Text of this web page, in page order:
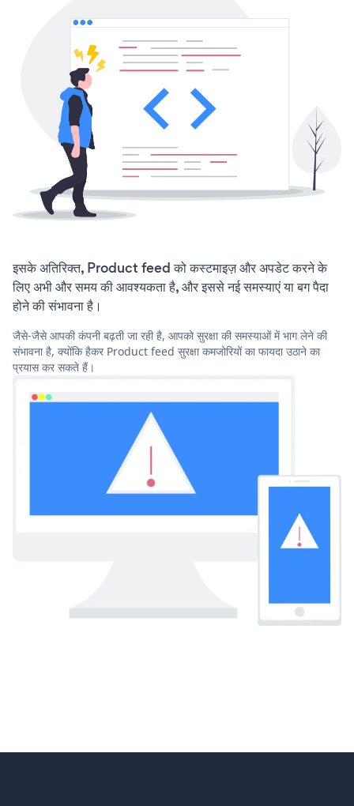
इसके अतिरिक्त, Product feed को कस्टमाइज़ और अपडेट करने के
लिए अभी और समय की आवश्यकता है, और इससे नई समस्याएं या बग पैदा
होने की संभावना है।
जैसे-जैसे आपकी कंपनी बढ़ती जा रही है, आपको सुरक्षा की समस्याओं में भाग लेने की
संभावना है, क्योंकि हैकर Product feed सुरक्षा कमजोरियों का फायदा उठाने का
प्रयास कर सकते हैं।